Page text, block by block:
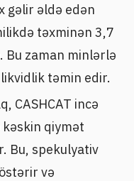
gəlir əldə edən
təxminən 3,7
Bu zaman minlərlə
likvidlik təmin edir.
CASHCAT incə
qiymət
Bu, spekulyativ
və